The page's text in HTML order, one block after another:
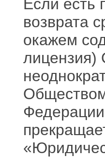
Если есть
возврата
окажем
лицензия)